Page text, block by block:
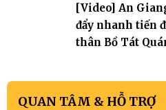
[Video] An
đẩy nhanh tiến
thân Bồ Tát
QUAN TÂM & HỖ TRỢ